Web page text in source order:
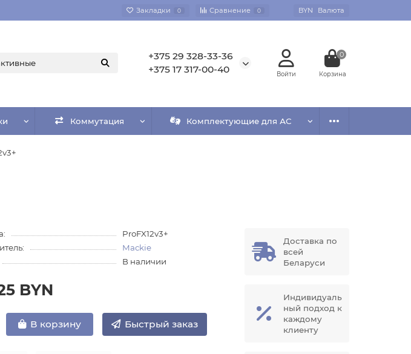
Закладки 0 Сравнение 0 BYN Валюта
+375 29 328-33-36
+375 17 317-00-40
0
Коммутация Комплектующие для АС
ProFX12v3+
Mackie
В наличии
BYN
В корзину Быстрый заказ
Доставка по
всей
Беларуси
Индивидуаль
ный подход к
каждому
клиенту